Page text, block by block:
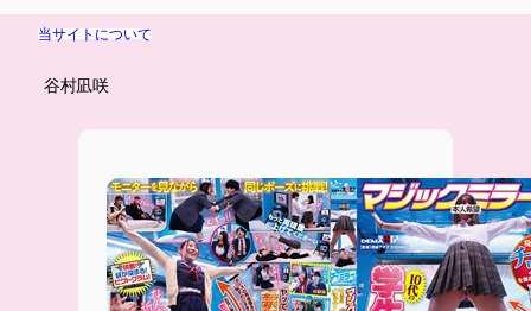
当サイトについて
谷村凪咲